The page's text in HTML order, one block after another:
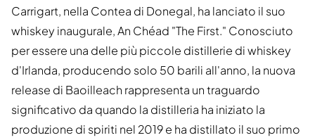
Carrigart, nella Contea di Donegal, ha lanciato il suo
whiskey inaugurale, An Chéad "The First." Conosciuto
per essere una delle più piccole distillerie di whiskey
d'Irlanda, producendo solo 50 barili all'anno, la nuova
release di Baoilleach rappresenta un traguardo
significativo da quando la distilleria ha iniziato la
produzione di spiriti nel 2019 e ha distillato il suo primo